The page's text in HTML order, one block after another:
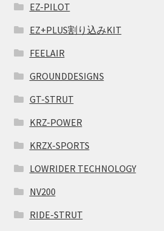
EZ-PILOT
EZ+PLUS割り込みKIT
FEELAIR
GROUNDDESIGNS
GT-STRUT
KRZ-POWER
KRZX-SPORTS
LOWRIDER TECHNOLOGY
NV200
RIDE-STRUT